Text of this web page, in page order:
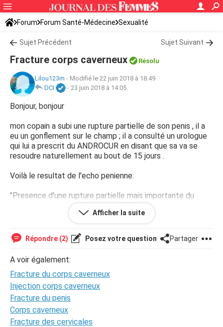
Forum Forum Santé-Médecine Sexualité
Sujet Précédent Sujet Suivant
Fracture corps caverneux Résolu
Lilou123m - Modifié le 22 juin 2018 à 18:49
DCI
- 23 juin 2018 à 14:05
Bonjour, bonjour
mon copain a subi une rupture partielle de son penis , il a
eu un gonflement sur le champ ; il a consulté un urologue
qui lui a prescrit du ANDROCUR en disant que sa va se
resoudre naturellement au bout de 15 jours .
Voilà le resultat de l'echo penienne:
"Presence d'une rupture partielle mais importante du
corps caverneux droit sur pres de 8mm avec hematome
extracaverneux en regard de 2cm
Respect du corps caverneux gauche, respect de la
vascularisation en aval des corps caverneux
absence d'anomalie des testicules et epididymes."
J'aimerai savoir si y'as des chances que sa se repare
naturellement ou bien il faut avoir recours a la chirurgie!
merci beaucoup.
Afficher la suite
Répondre (2) Posez votre question Partager
A voir également:
Fracture du corps caverneux
Injection corps caverneux
Fracture du penis
Corps caverneux
Fracture des cervicales